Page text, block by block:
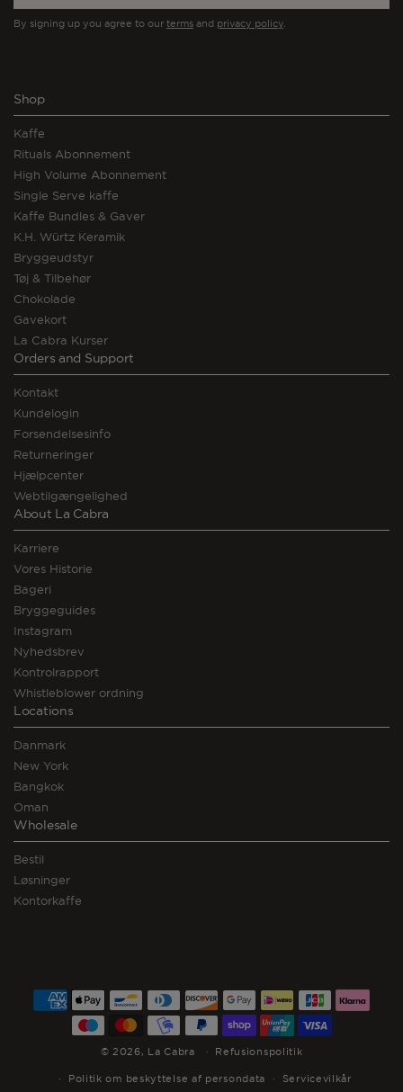
By signing up you agree to our terms and privacy policy
Shop
Kaffe
Rituals Abonnement
High Volume Abonnement
Single Serve kaffe
Kaffe Bundles & Gaver
K.H. Würtz Keramik
Bryggeudstyr
Tøj & Tilbehør
Chokolade
Gavekort
La Cabra Kurser
Orders and Support
Kontakt
Kundelogin
Forsendelsesinfo
Returneringer
Hjælpcenter
Webtilgængelighed
About La Cabra
Karriere
Vores Historie
Bageri
Bryggeguides
Instagram
Nyhedsbrev
Kontrolrapport
Whistleblower ordning
Locations
Danmark
New York
Bangkok
Oman
Wholesale
Bestil
Løsninger
Kontorkaffe
Betalingsmetoder
© 2026, La Cabra Refusionspolitik
Politik om beskyttelse af persondata Servicevilkår